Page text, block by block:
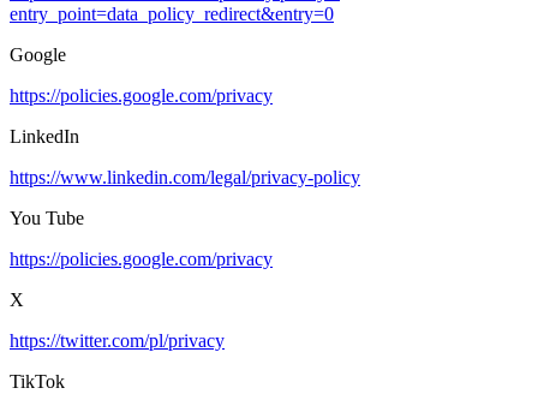
entry_point=data_policy_redirect&entry=0
Google
https://policies.google.com/privacy
LinkedIn
https://www.linkedin.com/legal/privacy-policy
You Tube
https://policies.google.com/privacy
X
https://twitter.com/pl/privacy
TikTok